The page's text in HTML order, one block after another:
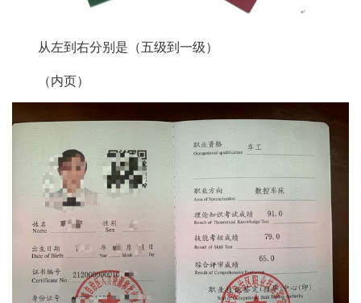
从左到右分别是（五级到一级）
（内页）